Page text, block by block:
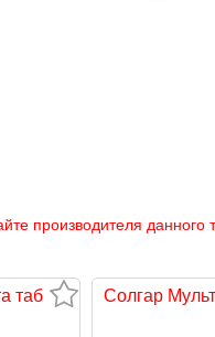
производителя данного
таб
Солгар